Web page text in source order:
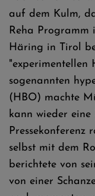
auf dem Kulm,
Reha Programm
Häring in Tirol
"experimentellen
sogenannten
(HBO) machte
kann wieder eine
Pressekonferenz
selbst mit dem
berichtete von
von einer